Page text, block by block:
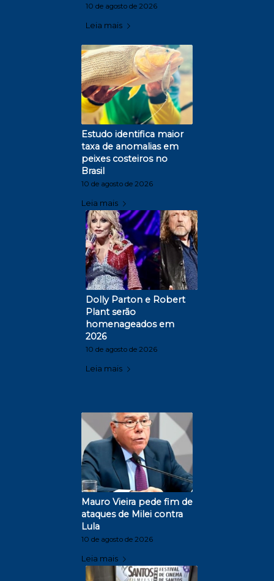
10 de agosto de 2026
Leia mais
Estudo identifica maior
taxa de anomalias em
peixes costeiros no
Brasil
10 de agosto de 2026
Leia mais
Dolly Parton e Robert
Plant serão
homenageados em
2026
10 de agosto de 2026
Leia mais
Mauro Vieira pede fim de
ataques de Milei contra
Lula
10 de agosto de 2026
Leia mais